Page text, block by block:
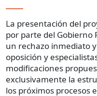
La presentación del
por parte del Gobierno
un rechazo inmediato
oposición y
modificaciones
exclusivamente la
los próximos procesos